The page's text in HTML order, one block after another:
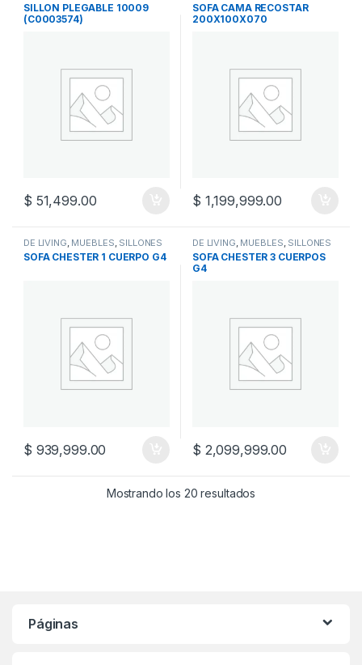
SILLON PLEGABLE 10009
(C0003574)
$ 51,499.00
SOFA CAMA RECOSTAR
200X100X070
$ 1,199,999.00
DE LIVING MUEBLES SILLONES
SOFA CHESTER 1 CUERPO G4
$ 939,999.00
DE LIVING MUEBLES SILLONES
SOFA CHESTER 3 CUERPOS
G4
$ 2,099,999.00
Mostrando los 20 resultados
Páginas